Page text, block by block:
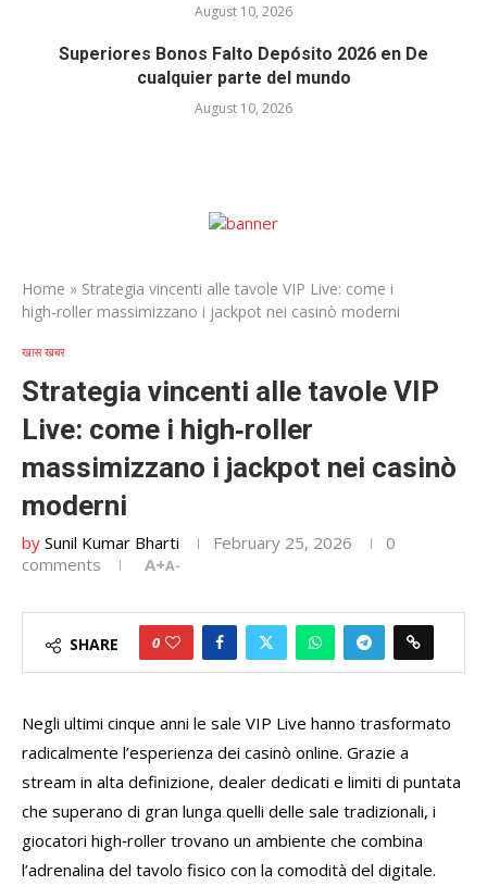
August 10, 2026
Superiores Bonos Falto Depósito 2026 en De
cualquier parte del mundo
August 10, 2026
Home » Strategia vincenti alle tavole VIP Live: come i
high‑roller massimizzano i jackpot nei casinò moderni
खास खबर
Strategia vincenti alle tavole VIP
Live: come i high‑roller
massimizzano i jackpot nei casinò
moderni
by Sunil Kumar Bharti February 25, 2026
0
comments
A+A-
SHARE 0
Negli ultimi cinque anni le sale VIP Live hanno trasformato
radicalmente l’esperienza dei casinò online. Grazie a
stream in alta definizione, dealer dedicati e limiti di puntata
che superano di gran lunga quelli delle sale tradizionali, i
giocatori high‑roller trovano un ambiente che combina
l’adrenalina del tavolo fisico con la comodità del digitale.